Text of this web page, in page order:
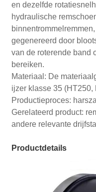
en dezelfde
hydraulische
gegenereerd door
van de roterende band
bereiken.
Materiaal: De
ijzer klasse 35 (HT250,
Productieproces:
Gerelateerd product:
andere relevante
Productdetails